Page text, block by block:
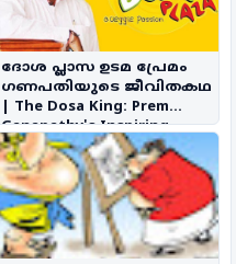
ദോശ പ്ലാസ ഉടമ പ്രേമം
ഗണപതിയുടെ ജീവിതകഥ
| The Dosa King: Prem
Ganapathy's Inspiring
Journey